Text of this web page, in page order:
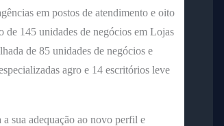
em postos de atendimento e oito
de 145 unidades de negócios em Lojas
de 85 unidades de negócios e
agro e 14 escritórios leve
sua adequação ao novo perfil e